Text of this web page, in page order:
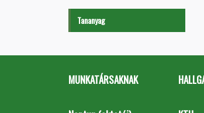
Tananyag
MUNKATÁRSAKNAK